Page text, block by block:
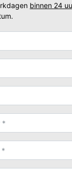
binnen 24